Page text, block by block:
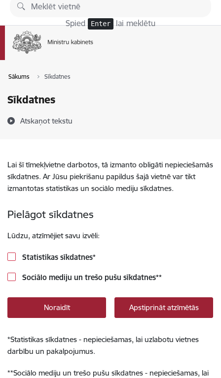
Pāriet uz lapas saturu
Spied Enter lai meklētu
Sākums Sīkdatnes
Sīkdatnes
Atskaņot tekstu
Lai šī tīmekļvietne darbotos, tā izmanto obligāti nepieciešamās
sīkdatnes. Ar Jūsu piekrišanu papildus šajā vietnē var tikt
izmantotas statistikas un sociālo mediju sīkdatnes.
Pielāgot sīkdatnes
Lūdzu, atzīmējiet savu izvēli:
Statistikas sīkdatnes*
Sociālo mediju un trešo pušu sīkdatnes**
Noraidīt Apstiprināt atzīmētās
*Statistikas sīkdatnes - nepieciešamas, lai uzlabotu vietnes
darbību un pakalpojumus.
**Sociālo mediju un trešo pušu sīkdatnes - nepieciešamas, lai